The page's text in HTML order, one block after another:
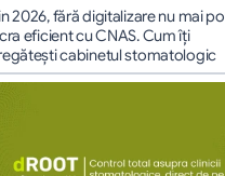
2026, fără digitalizare nu mai
eficient cu CNAS. Cum îți
cabinetul stomatologic